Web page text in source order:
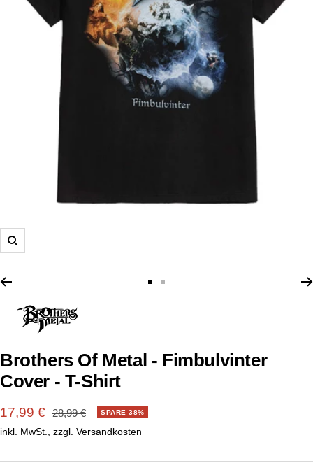
Zoom
Brothers Of Metal - Fimbulvinter
Cover - T-Shirt
Angebotspreis
17,99 € Regulärer
Preis
28,99 € SPARE 38%
inkl. MwSt., zzgl. Versandkosten